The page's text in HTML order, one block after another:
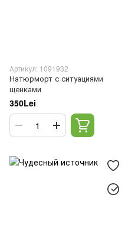
Артикул: 1091932
Натюрморт с ситуациями
щенками
350Lei